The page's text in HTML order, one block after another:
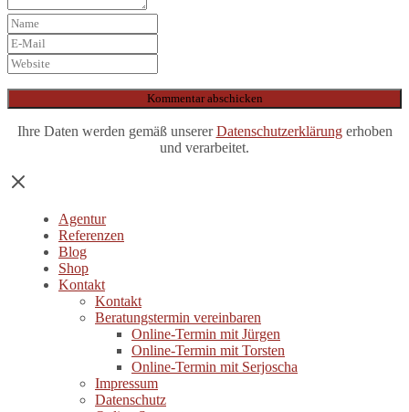
Ihre Daten werden gemäß unsererDatenschutzerklärungerhoben
und verarbeitet.
Agentur
Referenzen
Blog
Shop
Kontakt
Kontakt
Beratungstermin vereinbaren
Online-Termin mit Jürgen
Online-Termin mit Torsten
Online-Termin mit Serjoscha
Impressum
Datenschutz